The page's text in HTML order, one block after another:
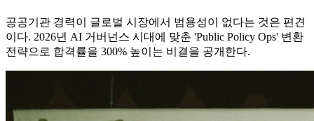
공공기관 경력이 글로벌 시장에서 범용성이 없다는 것은 편견
이다. 2026년 AI 거버넌스 시대에 맞춘 'Public Policy Ops' 변환
전략으로 합격률을 300% 높이는 비결을 공개한다.